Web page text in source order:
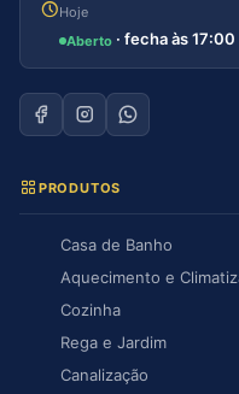
Hoje
Aberto · fecha às 17:00
PRODUTOS
Casa de Banho
Aquecimento e
Cozinha
Rega e Jardim
Canalização